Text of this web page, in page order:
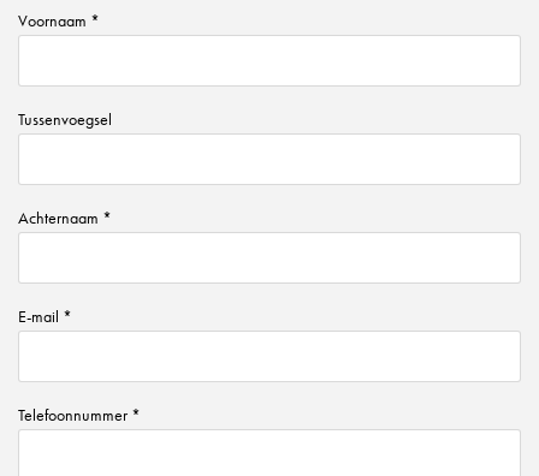
Voornaam *
Tussenvoegsel
Achternaam *
E-mail *
Telefoonnummer *